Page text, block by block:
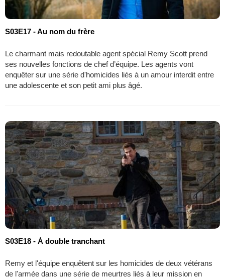
S03E17 - Au nom du frère
Le charmant mais redoutable agent spécial Remy Scott prend
ses nouvelles fonctions de chef d’équipe. Les agents vont
enquêter sur une série d'homicides liés à un amour interdit entre
une adolescente et son petit ami plus âgé.
S03E18 - À double tranchant
Remy et l'équipe enquêtent sur les homicides de deux vétérans
de l'armée dans une série de meurtres liés à leur mission en